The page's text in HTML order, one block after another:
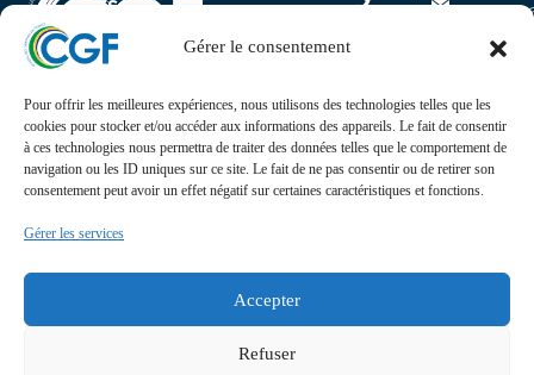
Gérer le consentement
Pour offrir les meilleures expériences, nous utilisons des technologies telles que les
cookies pour stocker et/ou accéder aux informations des appareils. Le fait de consentir
à ces technologies nous permettra de traiter des données telles que le comportement de
navigation ou les ID uniques sur ce site. Le fait de ne pas consentir ou de retirer son
consentement peut avoir un effet négatif sur certaines caractéristiques et fonctions.
Gérer les services
Accepter
Refuser
DES
GABONAIS
DE FRANCE
25 rue Lantiez,
Actualités
Suivez l’actualité, l’agenda, les projets et les
événements du Conseil des Gabonais de France sur nos
réseaux sociaux